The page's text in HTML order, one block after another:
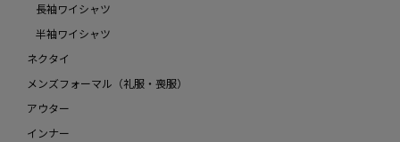
長袖ワイシャツ
半袖ワイシャツ
ネクタイ
メンズフォーマル（礼服・喪服）
アウター
インナー